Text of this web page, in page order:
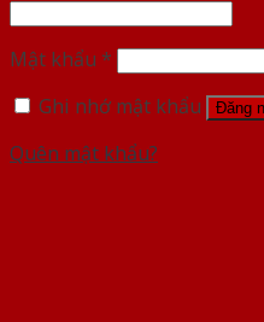
Mật khẩu *
Ghi nhớ mật khẩu
Đăng
Quên mật khẩu?